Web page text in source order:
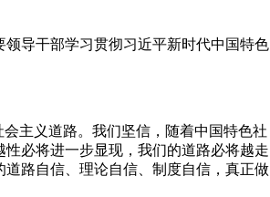
导干部学习贯彻习近平新时代中国特色
主义道路。我们坚信，随着中国特色社
必将进一步显现，我们的道路必将越走
路自信、理论自信、制度自信，真正做